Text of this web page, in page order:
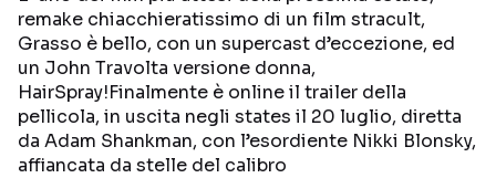
Categorie
NOTIZIE
CURIOSITÀ
TRAILER
BOX OFFICE
remake chiacchieratissimo di un film stracult,
Grasso è bello, con un supercast d’eccezione, ed
un John Travolta versione donna,
HairSpray!Finalmente è online il trailer della
pellicola, in uscita negli states il 20 luglio, diretta
da Adam Shankman, con l’esordiente Nikki Blonsky,
affiancata da stelle del calibro